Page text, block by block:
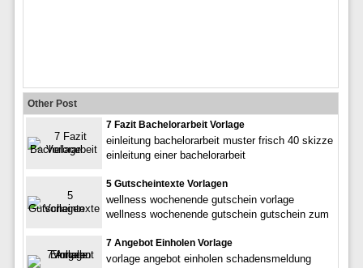
Other Post
7 Fazit Bachelorarbeit Vorlage
einleitung bachelorarbeit muster frisch 40 skizze
einleitung einer bachelorarbeit
5 Gutscheintexte Vorlagen
wellness wochenende gutschein vorlage
wellness wochenende gutschein gutschein zum
7 Angebot Einholen Vorlage
vorlage angebot einholen schadensmeldung